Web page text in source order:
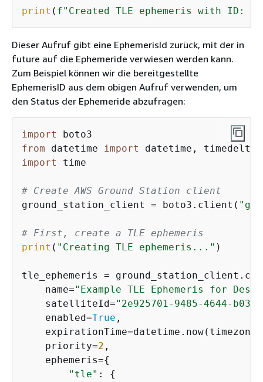
print ( f"Created TLE ephemeris with ID:
Dieser Aufruf gibt eine EphemerisId zurück, mit der in
future auf die Ephemeride verwiesen werden kann.
Zum Beispiel können wir die bereitgestellte
EphemerisID aus dem obigen Aufruf verwenden, um
den Status der Ephemeride abzufragen:
import
from datetime import
import
time
# Create AWS Ground Station client
ground_station_client = boto3.client(
# First, create a TLE ephemeris
print ( "Creating TLE ephemeris..." )
tle_ephemeris =
    name=
"Example TLE Ephemeris for
    satelliteId=
"2e925701-9485-4644-b031-
    enabled=
True ,
    priority=
2 ,
    ephemeris=
{
"tle" : {